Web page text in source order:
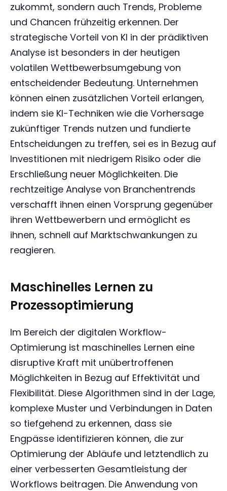
zukommt, sondern auch Trends, Probleme
und Chancen frühzeitig erkennen. Der
strategische Vorteil von KI in der prädiktiven
Analyse ist besonders in der heutigen
volatilen Wettbewerbsumgebung von
entscheidender Bedeutung. Unternehmen
können einen zusätzlichen Vorteil erlangen,
indem sie KI-Techniken wie die Vorhersage
zukünftiger Trends nutzen und fundierte
Entscheidungen zu treffen, sei es in Bezug auf
Investitionen mit niedrigem Risiko oder die
Erschließung neuer Möglichkeiten. Die
rechtzeitige Analyse von Branchentrends
verschafft ihnen einen Vorsprung gegenüber
ihren Wettbewerbern und ermöglicht es
ihnen, schnell auf Marktschwankungen zu
reagieren.
Maschinelles Lernen zu
Prozessoptimierung
Im Bereich der digitalen Workflow-
Optimierung ist maschinelles Lernen eine
disruptive Kraft mit unübertroffenen
Möglichkeiten in Bezug auf Effektivität und
Flexibilität. Diese Algorithmen sind in der Lage,
komplexe Muster und Verbindungen in Daten
so tiefgehend zu erkennen, dass sie
Engpässe identifizieren können, die zur
Optimierung der Abläufe und letztendlich zu
einer verbesserten Gesamtleistung der
Workflows beitragen. Die Anwendung von